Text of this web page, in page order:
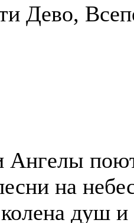
Дево,
Ангелы
на
душ